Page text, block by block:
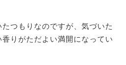
つもりなのですが、気づいた
りがただよい満開になってい